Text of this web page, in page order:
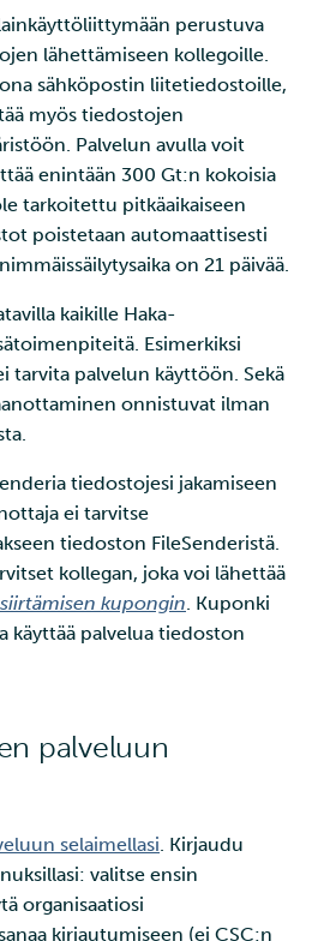
Suuri läpäisykyky
Interaktiivinen käyttö
Suorituskyvyn
ominaisuudet
Tietokantainstanssin
koon muuttaminen
Tietokantainstanssien
uudelleenkoonti
Python Swift-rajapinnalla
Rclone
laskentaympäristöstä
Rclone työasemalta
Swift
Pouta web-käyttöliittymä
perustuva
lähettämiseen kollegoille.
sähköpostin liitetiedostoille,
myös tiedostojen
Palvelun avulla voit
enintään 300 Gt:n kokoisia
tarkoitettu pitkäaikaiseen
poistetaan automaattisesti
on 21 päivää.
kaikille Haka-
Esimerkiksi
tarvita palvelun käyttöön. Sekä
onnistuvat ilman
tiedostojesi jakamiseen
ei tarvitse
tiedoston FileSenderistä.
kollegan, joka voi lähettää
kupongin. Kuponki
käyttää palvelua tiedoston
palveluun
selaimellasi. Kirjaudu
valitse ensin
organisaatiosi
kirjautumiseen (ei CSC:n